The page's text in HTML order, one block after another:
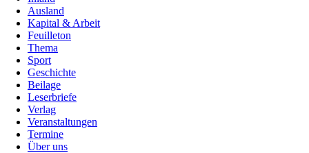
Ausland
Kapital & Arbeit
Feuilleton
Thema
Sport
Geschichte
Beilage
Leserbriefe
Verlag
Veranstaltungen
Termine
Über uns